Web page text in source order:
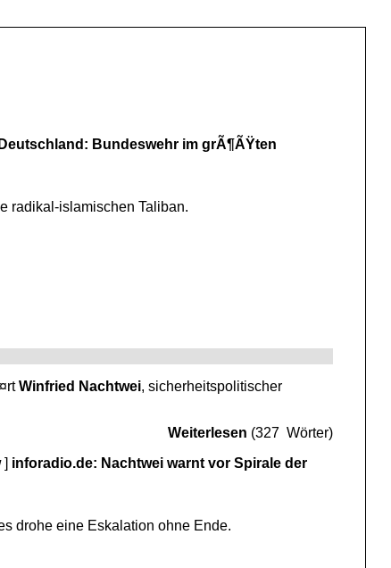
Bundeswehr im grÃ¶ÃŸten
radikal-islamischen Taliban.
Winfried Nachtwei, sicherheitspolitischer
Weiterlesen (327 Wörter)
] inforadio.de: Nachtwei warnt vor Spirale der
drohe eine Eskalation ohne Ende.